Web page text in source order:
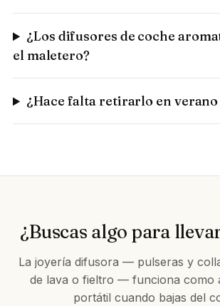
¿Los difusores de coche
el maletero?
¿Hace falta retirarlo en
¿Buscas algo para
La joyería difusora — pulseras y
de lava o fieltro — funciona como
portátil cuando bajas del